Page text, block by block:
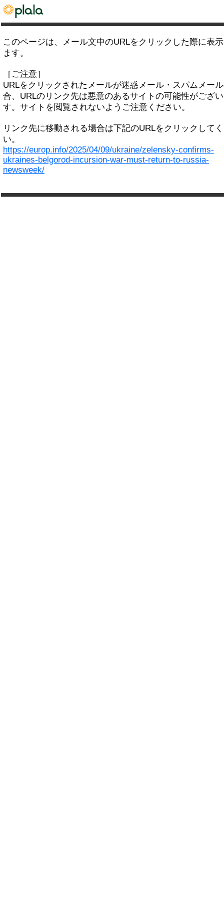
このページは、メール文中のURLをクリックした際に表
ます。
［ご注意］
URLをクリックされたメールが迷惑メール・スパムメー
合、URLのリンク先は悪意のあるサイトの可能性がござ
す。サイトを閲覧されないようご注意ください。
リンク先に移動される場合は下記のURLをクリックして
い。
https://europ.info/2025/04/09/ukraine/zelensky-confirms-
ukraines-belgorod-incursion-war-must-return-to-russia-
newsweek/